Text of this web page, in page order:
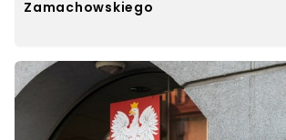
Zamachowskiego